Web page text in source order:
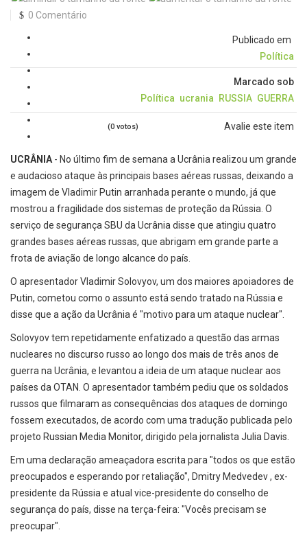
0 Comentário
Publicado em
Política
Marcado sob
Política ucrania RUSSIA GUERRA
Avalie este item
(0 votos)
UCRÂNIA- No último fim de semana a Ucrânia realizou um grande
e audacioso ataque às principais bases aéreas russas, deixando a
imagem de Vladimir Putin arranhada perante o mundo, já que
mostrou a fragilidade dos sistemas de proteção da Rússia. O
serviço de segurança SBU da Ucrânia disse que atingiu quatro
grandes bases aéreas russas, que abrigam em grande parte a
frota de aviação de longo alcance do país.
O apresentador Vladimir Solovyov, um dos maiores apoiadores de
Putin, cometou como o assunto está sendo tratado na Rússia e
disse que a ação da Ucrânia é "motivo para um ataque nuclear".
Solovyov tem repetidamente enfatizado a questão das armas
nucleares no discurso russo ao longo dos mais de três anos de
guerra na Ucrânia, e levantou a ideia de um ataque nuclear aos
países da OTAN. O apresentador também pediu que os soldados
russos que filmaram as consequências dos ataques de domingo
fossem executados, de acordo com uma tradução publicada pelo
projeto Russian Media Monitor, dirigido pela jornalista Julia Davis.
Em uma declaração ameaçadora escrita para "todos os que estão
preocupados e esperando por retaliação", Dmitry Medvedev , ex-
presidente da Rússia e atual vice-presidente do conselho de
segurança do país, disse na terça-feira: "Vocês precisam se
preocupar".